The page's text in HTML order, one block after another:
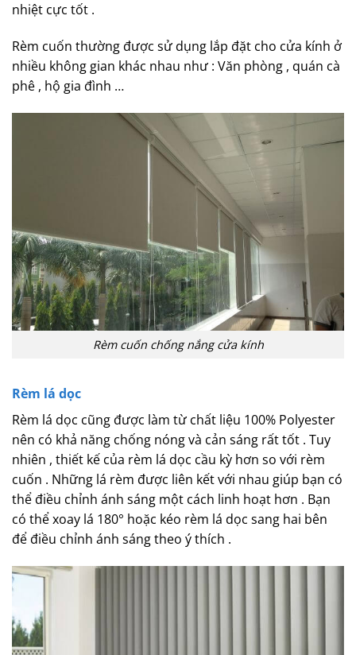
nhiệt cực tốt .
Rèm cuốn thường được sử dụng lắp đặt cho cửa kính ở
nhiều không gian khác nhau như : Văn phòng , quán cà
phê , hộ gia đình …
Rèm cuốn chống nắng cửa kính
Rèm lá dọc
Rèm lá dọc cũng được làm từ chất liệu 100% Polyester
nên có khả năng chống nóng và cản sáng rất tốt . Tuy
nhiên , thiết kế của rèm lá dọc cầu kỳ hơn so với rèm
cuốn . Những lá rèm được liên kết với nhau giúp bạn có
thể điều chỉnh ánh sáng một cách linh hoạt hơn . Bạn
có thể xoay lá 180° hoặc kéo rèm lá dọc sang hai bên
để điều chỉnh ánh sáng theo ý thích .